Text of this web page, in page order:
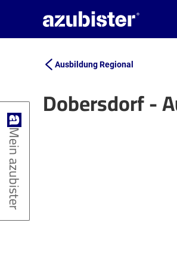
Ausbildung Regional
Dobersdorf -
Mein azubister